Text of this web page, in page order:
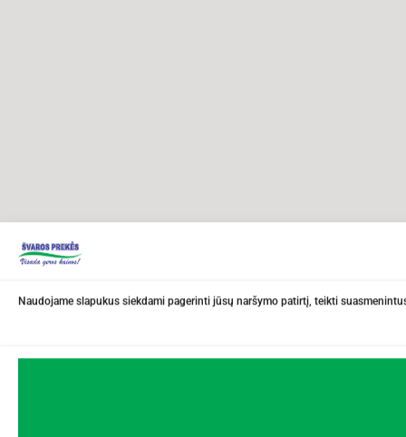
Naudojame slapukus siekdami pagerinti jūsų naršymo patirtį, teikti